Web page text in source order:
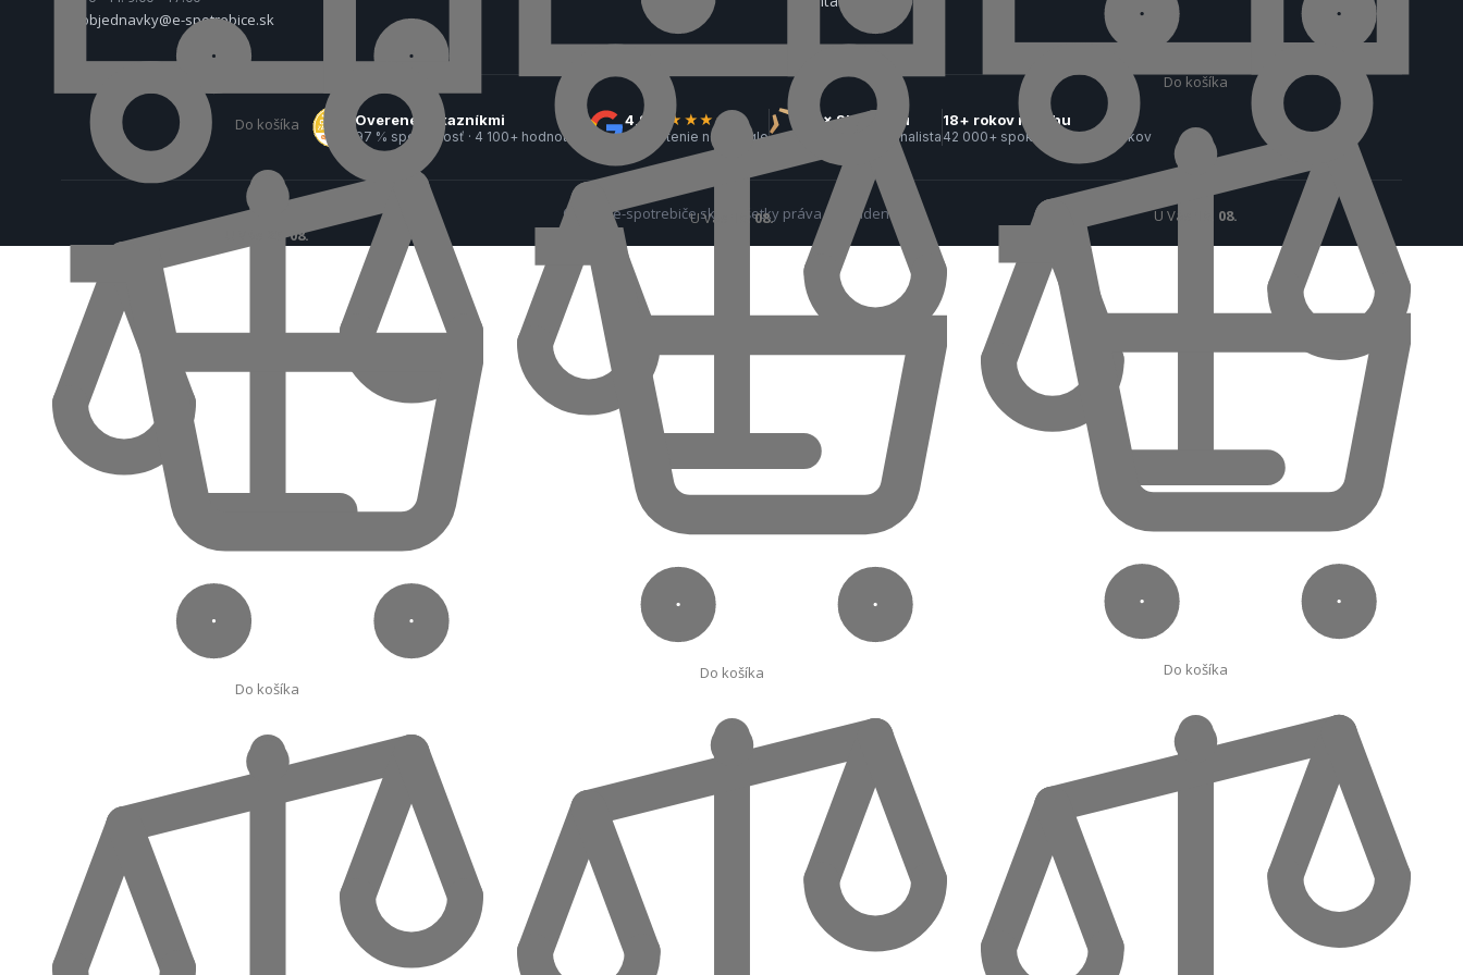
Do košíka
Do košíka
25. 08.
Do košíka
U Vás 18. 08.
Do košíka
U Vás 18. 08.
Do košíka
objednavky@e-spotrebice.sk
Overené zákazníkmi
97 % spokojnosť · 4 100+ hodnotení
4,9 ★★★★★
hodnotenie na Google
3× ShopRoku
1× víťaz · 2× finalista
18+ rokov na trhu
42 000+ spokojných zákazníkov
© 2026 e-spotrebiče.sk — Všetky práva vyhradené.